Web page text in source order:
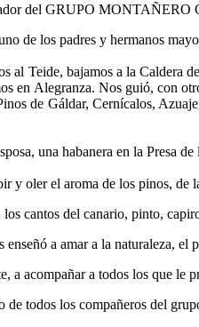
del GRUPO
de los padres y hermanos
al Teide, bajamos a la Caldera
en Alegranza. Nos guió, con
de Gáldar, Cernícalos,
una habanera en la Presa
y oler el aroma de los pinos, de
los cantos del canario, pinto,
enseñó a amar a la naturaleza,
a acompañar a todos los que
de todos los compañeros del